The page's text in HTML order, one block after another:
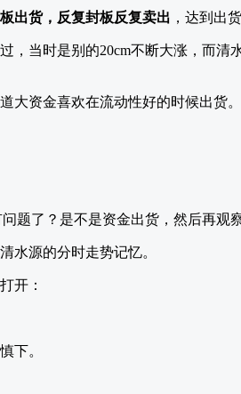
出货，反复封板反复卖出 ，达到出
当时是别的20cm不断大涨，而清
大资金喜欢在流动性好的时候出货
题了？是不是资金出货，然后再观
水源的分时走势记忆。
开：
下。